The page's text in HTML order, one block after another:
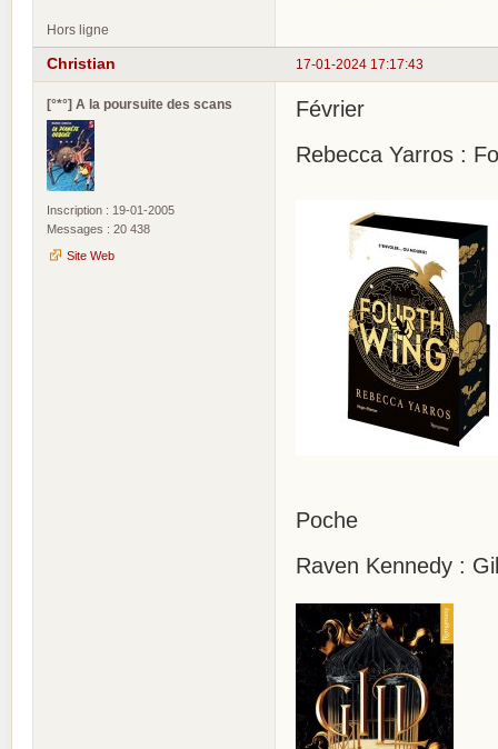
Hors ligne
17-01-2024 17:17:43
Christian
[°*°] A la poursuite des scans
Inscription : 19-01-2005
Messages : 20 438
Site Web
Février
Rebecca Yarros :
Poche
Raven Kennedy :